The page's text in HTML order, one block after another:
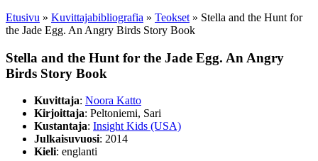
Etusivu » Kuvittaja­bibliografia » Teokset » Stella and the Hunt for
the Jade Egg. An Angry Birds Story Book
Stella and the Hunt for the Jade Egg. An Angry
Birds Story Book
Kuvittaja: Noora Katto
Kirjoittaja: Peltoniemi, Sari
Kustantaja: Insight Kids (USA)
Julkaisuvuosi: 2014
Kieli: englanti